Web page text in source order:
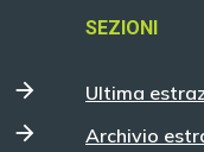
SEZIONI
Ultima
Archivio